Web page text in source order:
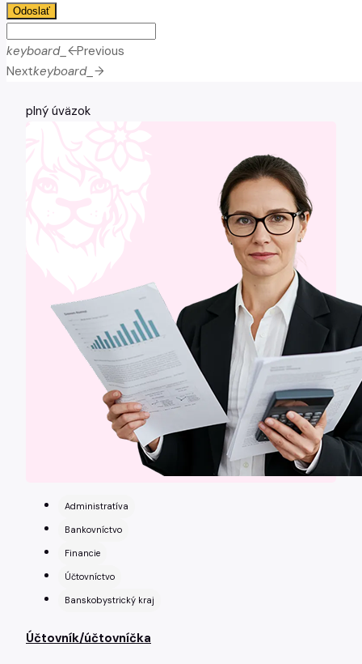
Odoslať
keyboard_arrow_leftPrevious
Nextkeyboard_arrow_right
plný úväzok
Administratíva
Bankovníctvo
Financie
Účtovníctvo
Banskobystrický kraj
Účtovník/účtovníčka